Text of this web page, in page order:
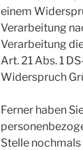
einem
Verarbeitung
Verarbeitung
Art. 21 Abs. 1
Widerspruch
Ferner haben
Stelle